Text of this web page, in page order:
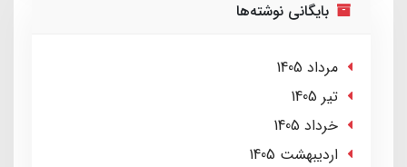
بایگانی نوشته‌ها
مرداد 1405
تير 1405
خرداد 1405
ارديبهشت 1405